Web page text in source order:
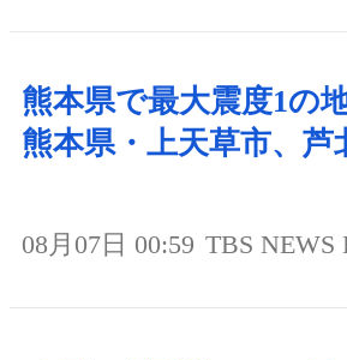
熊本県で最大震度1の
熊本県・上天草市、芦
08月07日 00:59 TBS NEWS